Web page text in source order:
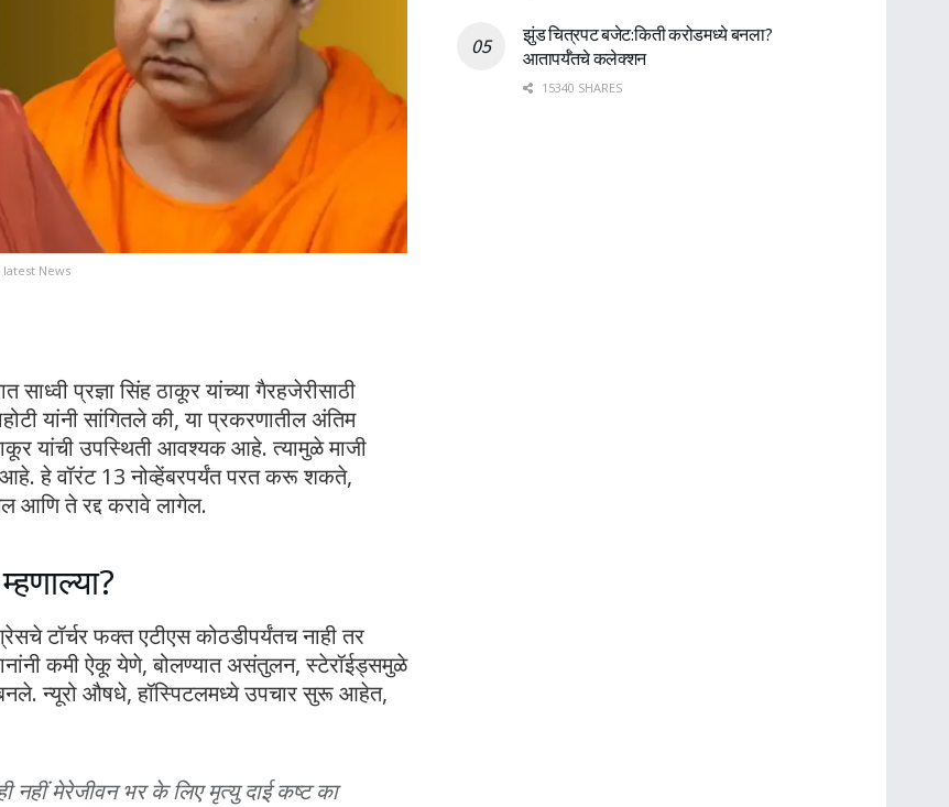
latest News
प्रज्ञा सिंह ठाकूर यांच्या गैरहजेरीसाठी
यांनी सांगितले की, या प्रकरणातील अंतिम
यांची उपस्थिती आवश्यक आहे. त्यामुळे माजी
हे वॉरंट 13 नोव्हेंबरपर्यंत परत करू शकते,
आणि ते रद्द करावे लागेल.
टॉर्चर फक्त एटीएस कोठडीपर्यंतच नाही तर
कमी ऐकू येणे, बोलण्यात असंतुलन, स्टेरॉईड्समुळे
न्यूरो औषधे, हॉस्पिटलमध्ये उपचार सुरू आहेत,
नहीं मेरेजीवन भर के लिए मृत्यु दाई कष्ट का
झुंड चित्रपट बजेट:किती करोडमध्ये बनला?
आतापर्यँतचे कलेक्शन
15340 SHARES